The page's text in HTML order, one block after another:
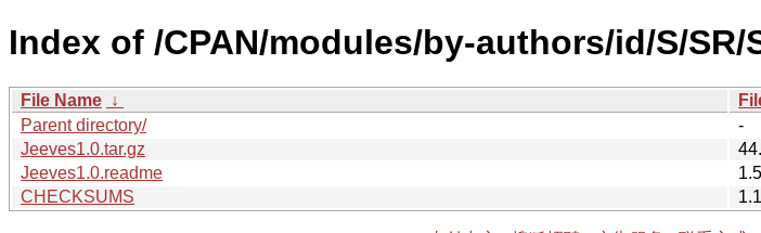
Index of /CPAN/modules/by-authors/id/S/SR/
File Name ↓
Parent directory/
-
Jeeves1.0.tar.gz
Jeeves1.0.readme
CHECKSUMS